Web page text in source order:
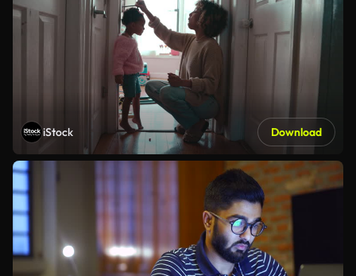
iStock Download